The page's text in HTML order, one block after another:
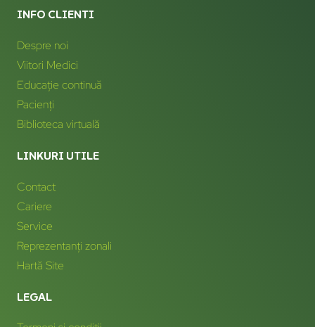
INFO CLIENTI
Despre noi
Viitori Medici
Educație continuă
Pacienți
Biblioteca virtuală
LINKURI UTILE
Contact
Cariere
Service
Reprezentanți zonali
Hartă Site
LEGAL